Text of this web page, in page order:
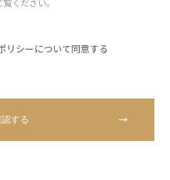
覧ください。
リシーについて同意する